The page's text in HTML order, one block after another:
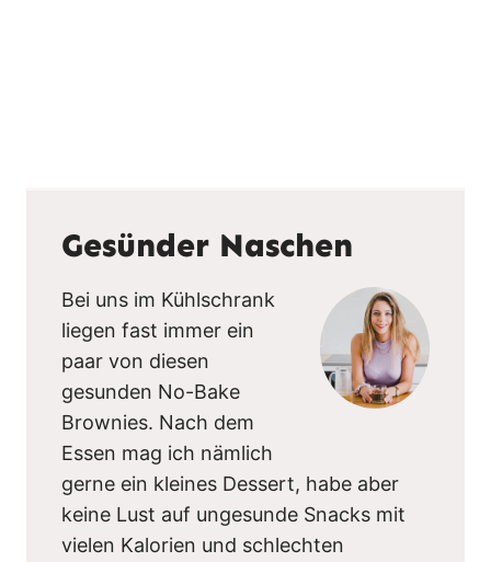
Gesünder Naschen
Bei uns im Kühlschrank
liegen fast immer ein
paar von diesen
gesunden No-Bake
Brownies. Nach dem
Essen mag ich nämlich
gerne ein kleines Dessert, habe aber
keine Lust auf ungesunde Snacks mit
vielen Kalorien und schlechten